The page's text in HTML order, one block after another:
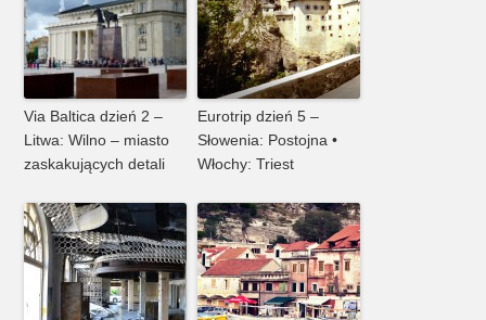
Via Baltica dzień 2 –
Litwa: Wilno – miasto
zaskakujących detali
Eurotrip dzień 5 –
Słowenia: Postojna •
Włochy: Triest